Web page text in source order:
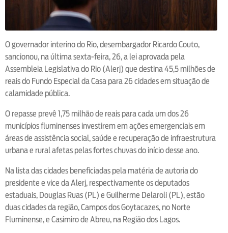
O governador interino do Rio, desembargador Ricardo Couto,
sancionou, na última sexta-feira, 26, a lei aprovada pela
Assembleia Legislativa do Rio (Alerj) que destina 45,5 milhões de
reais do Fundo Especial da Casa para 26 cidades em situação de
calamidade pública.
O repasse prevê 1,75 milhão de reais para cada um dos 26
municípios fluminenses investirem em ações emergenciais em
áreas de assistência social, saúde e recuperação de infraestrutura
urbana e rural afetas pelas fortes chuvas do início desse ano.
Na lista das cidades beneficiadas pela matéria de autoria do
presidente e vice da Alerj, respectivamente os deputados
estaduais, Douglas Ruas (PL) e Guilherme Delaroli (PL), estão
duas cidades da região, Campos dos Goytacazes, no Norte
Fluminense, e Casimiro de Abreu, na Região dos Lagos.